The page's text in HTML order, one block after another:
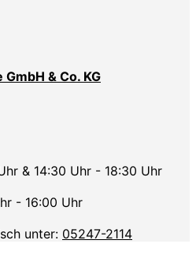
& Co. KG
& 14:30 Uhr - 18:30 Uhr
- 16:00 Uhr
unter: 05247-2114